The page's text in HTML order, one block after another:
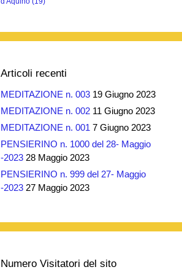
Articoli recenti
MEDITAZIONE n. 003 19 Giugno 2023
MEDITAZIONE n. 002 11 Giugno 2023
MEDITAZIONE n. 001 7 Giugno 2023
PENSIERINO n. 1000 del 28- Maggio
-2023 28 Maggio 2023
PENSIERINO n. 999 del 27- Maggio
-2023 27 Maggio 2023
Numero Visitatori del sito